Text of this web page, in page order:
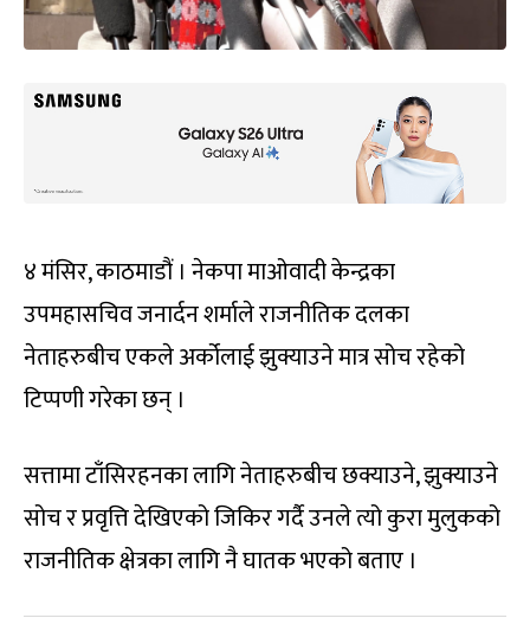
४ मंसिर, काठमाडौं । नेकपा माओवादी केन्द्रका
उपमहासचिव जनार्दन शर्माले राजनीतिक दलका
नेताहरुबीच एकले अर्कोलाई झुक्याउने मात्र सोच रहेको
टिप्पणी गरेका छन् ।
सत्तामा टाँसिरहनका लागि नेताहरुबीच छक्याउने, झुक्याउने
सोच र प्रवृत्ति देखिएको जिकिर गर्दै उनले त्यो कुरा मुलुकको
राजनीतिक क्षेत्रका लागि नै घातक भएको बताए ।